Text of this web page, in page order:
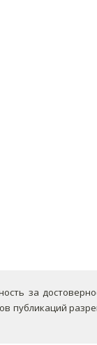
за
публикаций